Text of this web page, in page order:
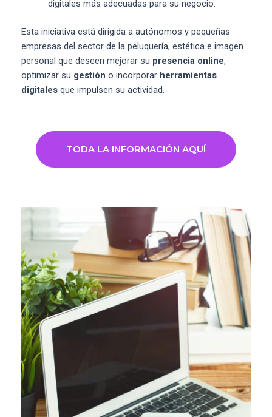
digitales más adecuadas para su negocio.
Esta iniciativa está dirigida a autónomos y pequeñas
empresas del sector de la peluquería, estética e imagen
personal que deseen mejorar su presencia online,
optimizar su gestión o incorporar herramientas
digitales que impulsen su actividad.
TODA LA INFORMACIÓN AQUÍ